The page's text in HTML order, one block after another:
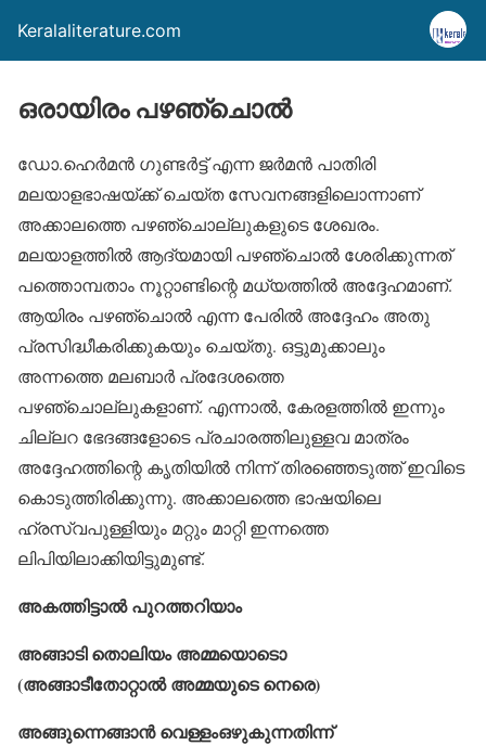
Keralaliterature.com
ഒരായിരം പഴഞ്ചൊല്‍
ഡോ.ഹെര്‍മന്‍ ഗുണ്ടര്‍ട്ട് എന്ന ജര്‍മന്‍ പാതിരി
മലയാളഭാഷയ്ക്ക് ചെയ്ത സേവനങ്ങളിലൊന്നാണ്
അക്കാലത്തെ പഴഞ്ചൊല്ലുകളുടെ ശേഖരം.
മലയാളത്തില്‍ ആദ്യമായി പഴഞ്ചൊല്‍ ശേരിക്കുന്നത്
പത്തൊമ്പതാം നൂറ്റാണ്ടിന്റെ മധ്യത്തില്‍ അദ്ദേഹമാണ്.
ആയിരം പഴഞ്ചൊല്‍ എന്ന പേരില്‍ അദ്ദേഹം അതു
പ്രസിദ്ധീകരിക്കുകയും ചെയ്തു. ഒട്ടുമുക്കാലും
അന്നത്തെ മലബാര്‍ പ്രദേശത്തെ
പഴഞ്ചൊല്ലുകളാണ്. എന്നാല്‍, കേരളത്തില്‍ ഇന്നും
ചില്ലറ ഭേദങ്ങളോടെ പ്രചാരത്തിലുള്ളവ മാത്രം
അദ്ദേഹത്തിന്റെ കൃതിയില്‍ നിന്ന് തിരഞ്ഞെടുത്ത് ഇവിടെ
കൊടുത്തിരിക്കുന്നു. അക്കാലത്തെ ഭാഷയിലെ
ഹ്രസ്വപുള്ളിയും മറ്റും മാറ്റി ഇന്നത്തെ
ലിപിയിലാക്കിയിട്ടുമുണ്ട്.
അകത്തിട്ടാൽ പുറത്തറിയാം
അങ്ങാടി തൊലിയം അമ്മയൊടൊ
(അങ്ങാടീതോറ്റാല്‍ അമ്മയുടെ നെരെ)
അങ്ങുന്നെങ്ങാൻ വെള്ളംഒഴുകുന്നതിന്ന്